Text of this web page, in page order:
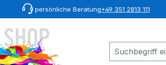
springen
persönliche Beratung+49 351 2813 111